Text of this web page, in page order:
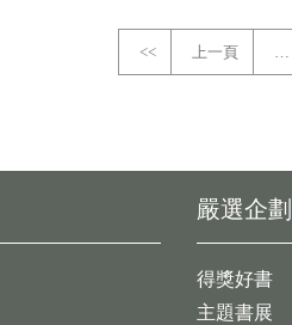
<< 上一頁 …
嚴選企劃
得獎好書
主題書展